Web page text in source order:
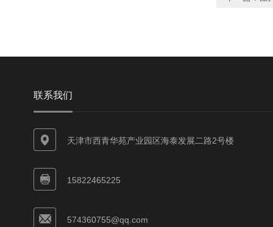
联系我们
天津市西青华苑产业园区海泰发展二路2号楼
15822465225
574360755@qq.com